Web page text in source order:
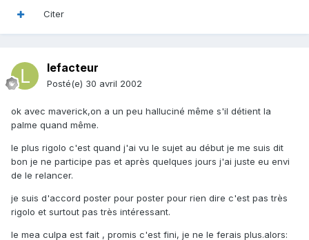
Citer
lefacteur
Posté(e) 30 avril 2002
ok avec maverick,on a un peu halluciné même s'il détient la
palme quand même.
le plus rigolo c'est quand j'ai vu le sujet au début je me suis dit
bon je ne participe pas et après quelques jours j'ai juste eu envi
de le relancer.
je suis d'accord poster pour poster pour rien dire c'est pas très
rigolo et surtout pas très intéressant.
le mea culpa est fait , promis c'est fini, je ne le ferais plus.alors: